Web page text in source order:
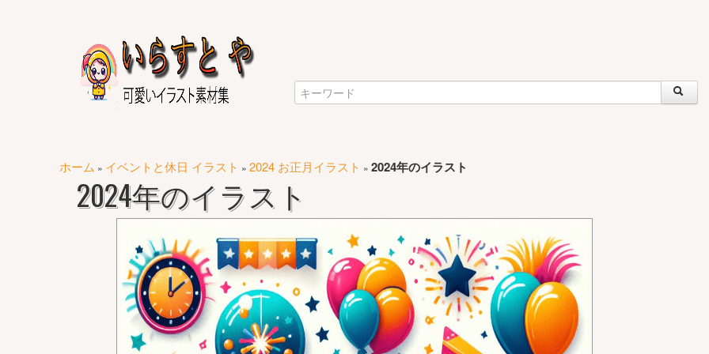
ホーム » イベントと休日 イラスト » 2024 お正月イラスト » 2024年のイラスト
2024年のイラスト